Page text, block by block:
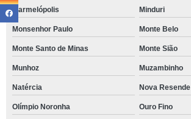
Marmelópolis Minduri
Monsenhor Paulo Monte Belo
Monte Santo de Minas Monte Sião
Munhoz Muzambinho
Natércia Nova Resende
Olímpio Noronha Ouro Fino